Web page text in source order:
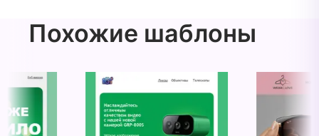
Похожие шаблоны